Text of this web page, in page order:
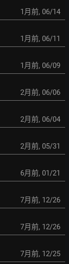
1月前, 06/14
1月前, 06/11
1月前, 06/09
2月前, 06/06
2月前, 06/04
2月前, 05/31
6月前, 01/21
7月前, 12/26
7月前, 12/26
7月前, 12/25